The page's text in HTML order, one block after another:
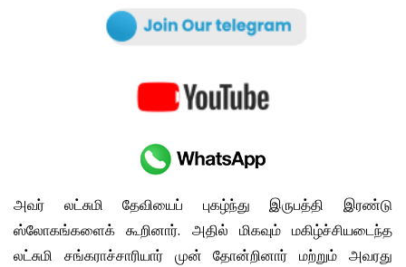
அவர் லட்சுமி தேவியைப் புகழ்ந்து இருபத்தி இரண்டு
ஸ்லோகங்களைக் கூறினார். அதில் மிகவும் மகிழ்ச்சியடைந்த
லட்சுமி சங்கராச்சாரியார் முன் தோன்றினார் மற்றும் அவரது